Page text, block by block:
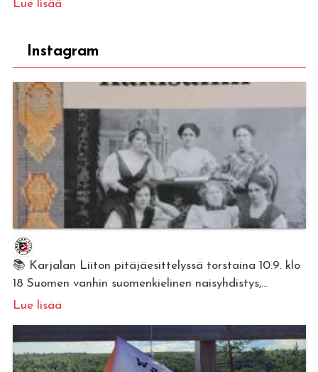
Lue lisää
Instagram
📚 Karjalan Liiton pitäjäesittelyssä torstaina 10.9. klo
18 Suomen vanhin suomenkielinen naisyhdistys,...
Lue lisää